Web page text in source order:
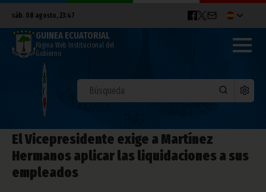
sáb. 08 agosto, 23:47
GUINEA ECUATORIAL
Página Web Institucional del
Gobierno
El Vicepresidente exige a Martínez
Hermanos aplicar las liquidaciones a sus
empleados